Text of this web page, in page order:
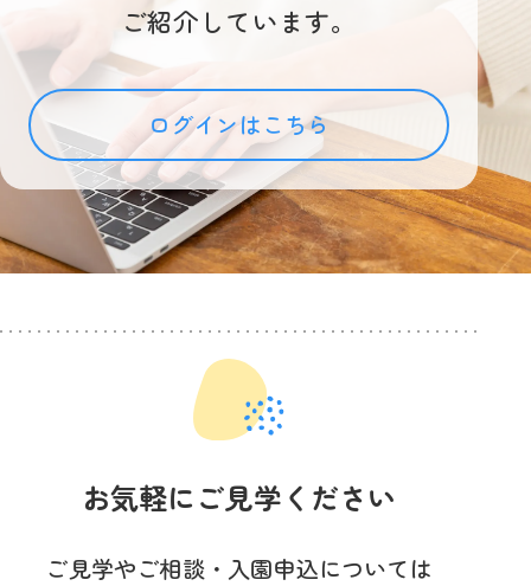
ご紹介しています。
ログインはこちら
お気軽にご見学ください
ご見学やご相談・入園申込については